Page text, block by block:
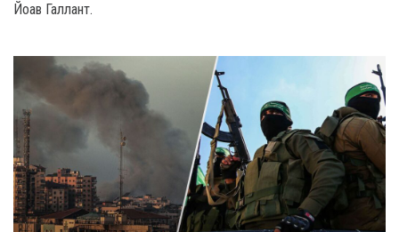
Йоав Галлант.